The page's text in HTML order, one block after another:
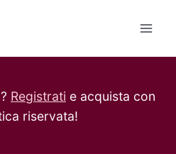
Registrati e acquista con
riservata!